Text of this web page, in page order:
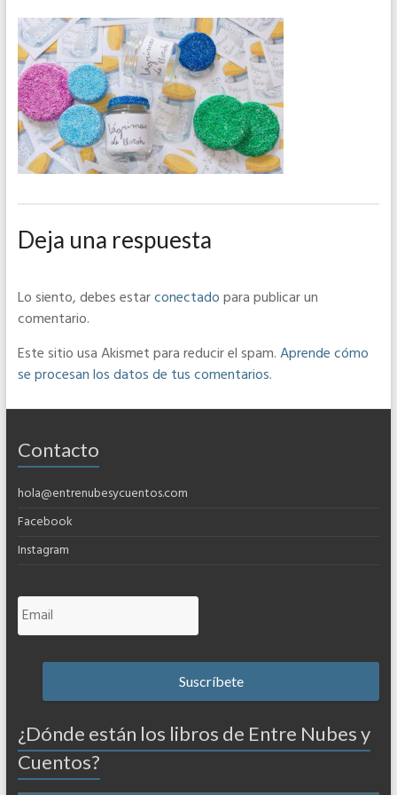
Deja una respuesta
Lo siento, debes estarconectadopara publicar un
comentario.
Este sitio usa Akismet para reducir el spam.Aprende cómo
se procesan los datos de tus comentarios.
Contacto
hola@entrenubesycuentos.com
Facebook
Instagram
¿Dónde están los libros de Entre Nubes y
Cuentos?